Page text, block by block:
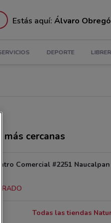
Estás aquí: Álvaro
DEPORTE
más cercanas
Comercial #2251 Naucalpan
Todas las tiendas